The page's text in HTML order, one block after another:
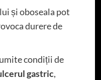
și oboseala pot
durere de
condiții de
gastric,